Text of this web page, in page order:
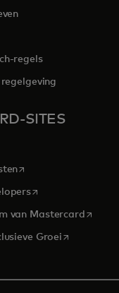
in a new tab
regels
SITES
in a new tab
opens in a new tab
opens in a new tab
van Mastercardopens
Groeiopens in a